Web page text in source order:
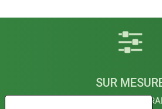
SUR
Motif, hauteur, couleur